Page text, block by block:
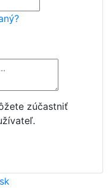
zúčastniť